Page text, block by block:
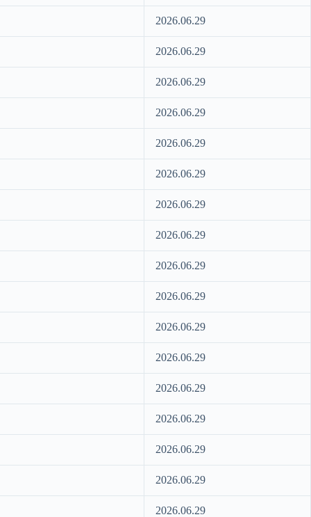
2026.06.29
2026.06.29
2026.06.29
2026.06.29
2026.06.29
2026.06.29
2026.06.29
2026.06.29
2026.06.29
2026.06.29
2026.06.29
2026.06.29
2026.06.29
2026.06.29
2026.06.29
2026.06.29
2026.06.29